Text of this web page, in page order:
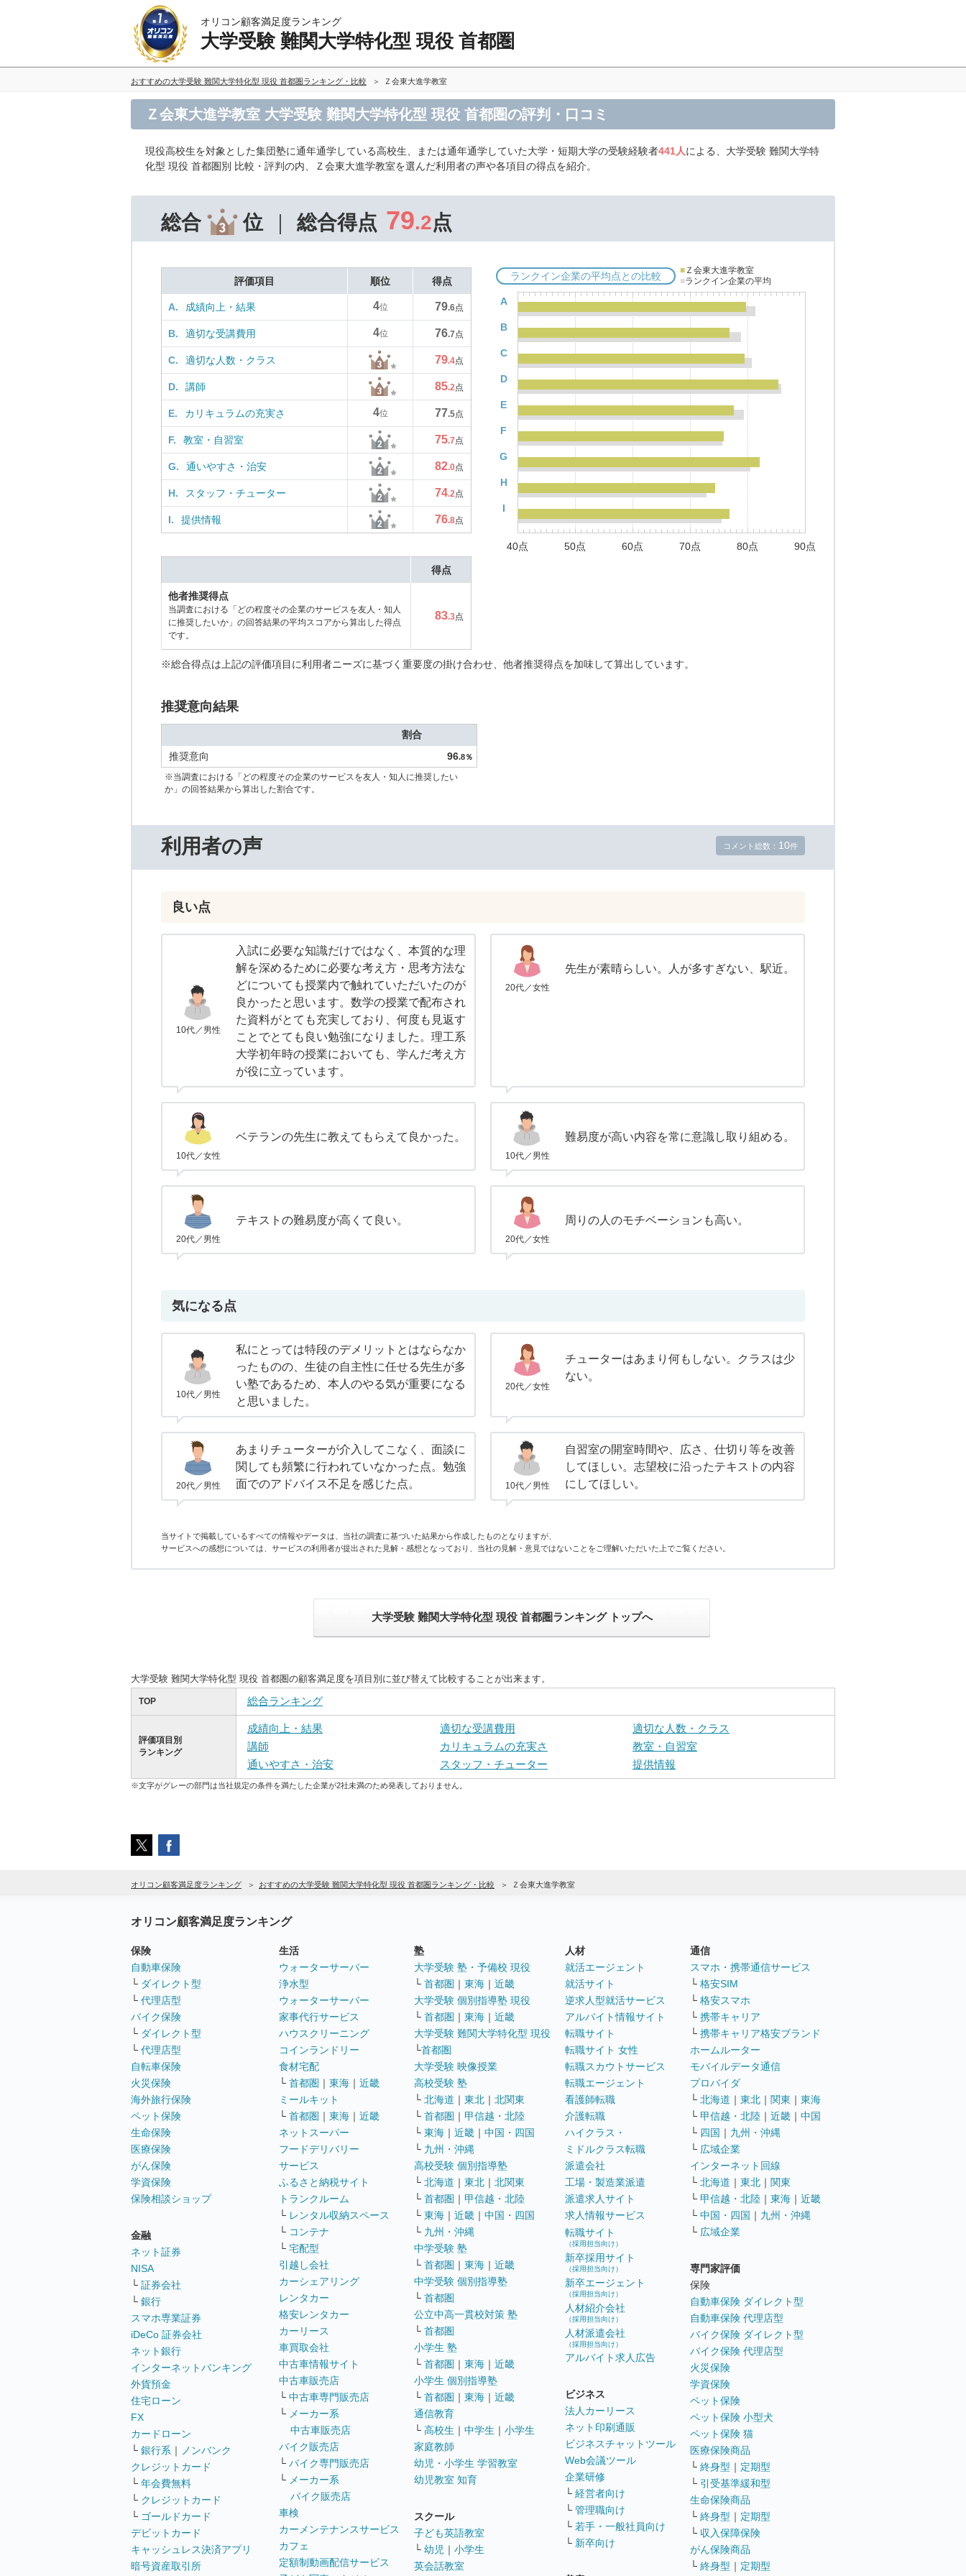
オリコン顧客満足度ランキング
大学受験 難関大学特化型 現役 首都圏
おすすめの大学受験 難関大学特化型 現役 首都圏ランキング・比較 Ｚ会東大進学教室
Ｚ会東大進学教室 大学受験 難関大学特化型 現役 首都圏の評判・口コミ
現役高校生を対象とした集団塾に通年通学している高校生、または通年通学していた大学・短期大学の受験経験者441人による、大学受験 難関大学特
化型 現役 首都圏別 比較・評判の内、Ｚ会東大進学教室を選んだ利用者の声や各項目の得点を紹介。
総合 位 総合得点 79.2点
評価項目 順位 得点
A. 成績向上・結果 4位 79.6点
B. 適切な受講費用 4位 76.7点
C. 適切な人数・クラス 79.4点
D. 講師 85.2点
E. カリキュラムの充実さ 4位 77.5点
F. 教室・自習室 75.7点
G. 通いやすさ・治安 82.0点
H. スタッフ・チューター 74.2点
I. 提供情報 76.8点
ランクイン企業の平均点との比較 ■ Ｚ会東大進学教室
■ランクイン企業の平均
A
B
C
D
E
F
G
H
I
40点 50点 60点 70点 80点 90点
得点
他者推奨得点
当調査における「どの程度その企業のサービスを友人・知人
に推奨したいか」の回答結果の平均スコアから算出した得点
です。
83.3点
※総合得点は上記の評価項目に利用者ニーズに基づく重要度の掛け合わせ、他者推奨得点を加味して算出しています。
推奨意向結果
割合
推奨意向
96.8％
※当調査における「どの程度その企業のサービスを友人・知人に推奨したい
か」の回答結果から算出した割合です。
利用者の声 コメント総数： 10件
良い点
10代／男性
入試に必要な知識だけではなく、本質的な理
解を深めるために必要な考え方・思考方法な
どについても授業内で触れていただいたのが
良かったと思います。数学の授業で配布され
た資料がとても充実しており、何度も見返す
ことでとても良い勉強になりました。理工系
大学初年時の授業においても、学んだ考え方
が役に立っています。
20代／女性
先生が素晴らしい。人が多すぎない、駅近。
10代／女性
ベテランの先生に教えてもらえて良かった。
10代／男性
難易度が高い内容を常に意識し取り組める。
20代／男性
テキストの難易度が高くて良い。
20代／女性
周りの人のモチベーションも高い。
気になる点
10代／男性
私にとっては特段のデメリットとはならなか
ったものの、生徒の自主性に任せる先生が多
い塾であるため、本人のやる気が重要になる
と思いました。
20代／女性
チューターはあまり何もしない。クラスは少
ない。
20代／男性
あまりチューターが介入してこなく、面談に
関しても頻繁に行われていなかった点。勉強
面でのアドバイス不足を感じた点。
10代／男性
自習室の開室時間や、広さ、仕切り等を改善
してほしい。志望校に沿ったテキストの内容
にしてほしい。
当サイトで掲載しているすべての情報やデータは、当社の調査に基づいた結果から作成したものとなりますが、
サービスへの感想については、サービスの利用者が提出された見解・感想となっており、当社の見解・意見ではないことをご理解いただいた上でご覧ください。
大学受験 難関大学特化型 現役 首都圏ランキング トップへ
大学受験 難関大学特化型 現役 首都圏の顧客満足度を項目別に並び替えて比較することが出来ます。
TOP 総合ランキング
評価項目別
ランキング
成績向上・結果 適切な受講費用
適切な人数・クラス
講師
カリキュラムの充実さ
教室・自習室
通いやすさ・治安
スタッフ・チューター 提供情報
※文字がグレーの部門は当社規定の条件を満たした企業が2社未満のため発表しておりません。
オリコン顧客満足度ランキング おすすめの大学受験 難関大学特化型 現役 首都圏ランキング・比較 Ｚ会東大進学教室
オリコン顧客満足度ランキング
保険
自動車保険
└ ダイレクト型
└ 代理店型
バイク保険
└ ダイレクト型
└ 代理店型
自転車保険
火災保険
海外旅行保険
ペット保険
生命保険
医療保険
がん保険
学資保険
保険相談ショップ
金融
ネット証券
NISA
└ 証券会社
└ 銀行
スマホ専業証券
iDeCo 証券会社
ネット銀行
インターネットバンキング
外貨預金
住宅ローン
FX
カードローン
└ 銀行系 ｜
ノンバンク
クレジットカード
└ 年会費無料
└ クレジットカード
└ ゴールドカード
デビットカード
キャッシュレス決済アプリ
暗号資産取引所
生活
ウォーターサーバー
浄水型
ウォーターサーバー
家事代行サービス
ハウスクリーニング
コインランドリー
食材宅配
└ 首都圏 ｜ 東海 ｜ 近畿
ミールキット
└ 首都圏 ｜ 東海 ｜ 近畿
ネットスーパー
フードデリバリー
サービス
ふるさと納税サイト
トランクルーム
└ レンタル収納スペース
└ コンテナ
└ 宅配型
引越し会社
カーシェアリング
レンタカー
格安レンタカー
カーリース
車買取会社
中古車情報サイト
中古車販売店
└ 中古車専門販売店
└ メーカー系
中古車販売店
バイク販売店
└ バイク専門販売店
└ メーカー系
バイク販売店
車検
カーメンテナンスサービス
カフェ
定額制動画配信サービス
塾
大学受験 塾・予備校 現役
└ 首都圏 ｜ 東海 ｜ 近畿
大学受験 個別指導塾 現役
└ 首都圏 ｜ 東海 ｜ 近畿
大学受験 難関大学特化型 現役
└首都圏
大学受験 映像授業
高校受験 塾
└ 北海道 ｜ 東北 ｜ 北関東
└ 首都圏 ｜ 甲信越・北陸
└ 東海 ｜ 近畿 ｜ 中国・四国
└ 九州・沖縄
高校受験 個別指導塾
└ 北海道 ｜ 東北 ｜ 北関東
└ 首都圏 ｜ 甲信越・北陸
└ 東海 ｜ 近畿 ｜ 中国・四国
└ 九州・沖縄
中学受験 塾
└ 首都圏 ｜ 東海 ｜ 近畿
中学受験 個別指導塾
└ 首都圏
公立中高一貫校対策 塾
└ 首都圏
小学生 塾
└ 首都圏 ｜ 東海 ｜ 近畿
小学生 個別指導塾
└ 首都圏 ｜ 東海 ｜ 近畿
通信教育
└ 高校生 ｜ 中学生 ｜ 小学生
家庭教師
幼児・小学生 学習教室
幼児教室 知育
スクール
子ども英語教室
└ 幼児 ｜ 小学生
英会話教室
人材
就活エージェント
就活サイト
逆求人型就活サービス
アルバイト情報サイト
転職サイト
転職サイト 女性
転職スカウトサービス
転職エージェント
看護師転職
介護転職
ハイクラス・
ミドルクラス転職
派遣会社
工場・製造業派遣
派遣求人サイト
求人情報サービス
転職サイト
（採用担当向け）
新卒採用サイト
（採用担当向け）
新卒エージェント
（採用担当向け）
人材紹介会社
（採用担当向け）
人材派遣会社
（採用担当向け）
アルバイト求人広告
ビジネス
法人カーリース
ネット印刷通販
ビジネスチャットツール
Web会議ツール
企業研修
└ 経営者向け
└ 管理職向け
└ 若手・一般社員向け
└ 新卒向け
通信
スマホ・携帯通信サービス
└ 格安SIM
└ 格安スマホ
└ 携帯キャリア
└ 携帯キャリア格安ブランド
ホームルーター
モバイルデータ通信
プロバイダ
└ 北海道 ｜ 東北 ｜ 関東 ｜ 東海
└ 甲信越・北陸 ｜ 近畿 ｜ 中国
└ 四国 ｜ 九州・沖縄
└ 広域企業
インターネット回線
└ 北海道 ｜ 東北 ｜ 関東
└ 甲信越・北陸 ｜ 東海 ｜ 近畿
└ 中国・四国 ｜ 九州・沖縄
└ 広域企業
専門家評価
保険
自動車保険 ダイレクト型
自動車保険 代理店型
バイク保険 ダイレクト型
バイク保険 代理店型
火災保険
学資保険
ペット保険
ペット保険 小型犬
ペット保険 猫
医療保険商品
└ 終身型 ｜ 定期型
└ 引受基準緩和型
生命保険商品
└ 終身型 ｜ 定期型
└ 収入保障保険
がん保険商品
└ 終身型 ｜ 定期型